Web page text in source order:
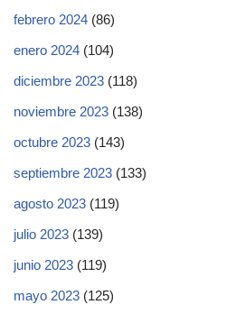
febrero 2024 (86)
enero 2024 (104)
diciembre 2023 (118)
noviembre 2023 (138)
octubre 2023 (143)
septiembre 2023 (133)
agosto 2023 (119)
julio 2023 (139)
junio 2023 (119)
mayo 2023 (125)